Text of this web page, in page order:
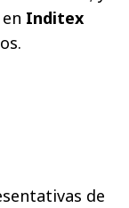
Inditex
de